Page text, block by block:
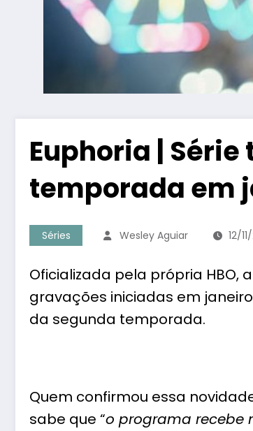
Euphoria |
temporada em
Séries Wesley Aguiar 12/
Oficializada pela própria
gravações iniciadas em
da segunda temporada.
Quem confirmou essa
sabe que “o programa recebe